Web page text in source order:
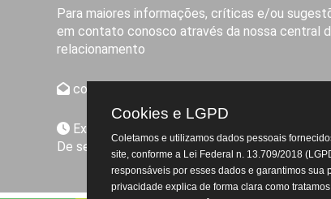
Para maiores informações, críticas e/ou
em contato conosco através da nossa central
relacionamento
comunicacao@saomigueldoscampos.al.gov.br
Expediente da Prefeitura
De segunda a sexta-feira, das 8h às 14h
Cookies e LGPD
Coletamos e utilizamos dados pessoais
site, conforme a Lei Federal n. 13.709/2018
responsáveis por esses dados e garantimos sua
privacidade explica de forma clara como